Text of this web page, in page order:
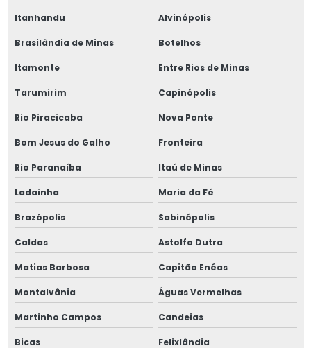
Itanhandu Alvinópolis
Brasilândia de Minas Botelhos
Itamonte Entre Rios de Minas
Tarumirim Capinópolis
Rio Piracicaba Nova Ponte
Bom Jesus do Galho Fronteira
Rio Paranaíba Itaú de Minas
Ladainha Maria da Fé
Brazópolis Sabinópolis
Caldas Astolfo Dutra
Matias Barbosa Capitão Enéas
Montalvânia Águas Vermelhas
Martinho Campos Candeias
Bicas Felixlândia